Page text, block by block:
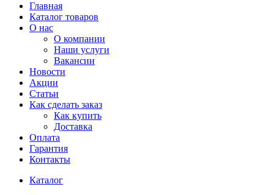
Главная
Каталог товаров
О нас
О компании
Наши услуги
Вакансии
Новости
Акции
Статьи
Как сделать заказ
Как купить
Доставка
Оплата
Гарантия
Контакты
Каталог